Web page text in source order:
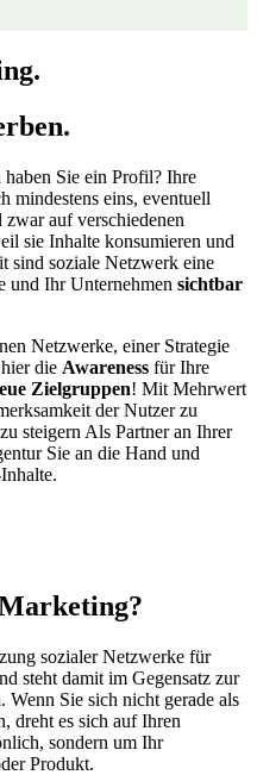
haben Sie ein Profil? Ihre
mindestens eins, eventuell
auf verschiedenen
sie Inhalte konsumieren und
sind soziale Netzwerk eine
und Ihr Unternehmen sichtbar
Netzwerke, einer Strategie
die Awareness für Ihre
Zielgruppen! Mit Mehrwert
der Nutzer zu
steigern Als Partner an Ihrer
Sie an die Hand und
sozialer Netzwerke für
steht damit im Gegensatz zur
Sie sich nicht gerade als
dreht es sich auf Ihren
sondern um Ihr
Produkt.